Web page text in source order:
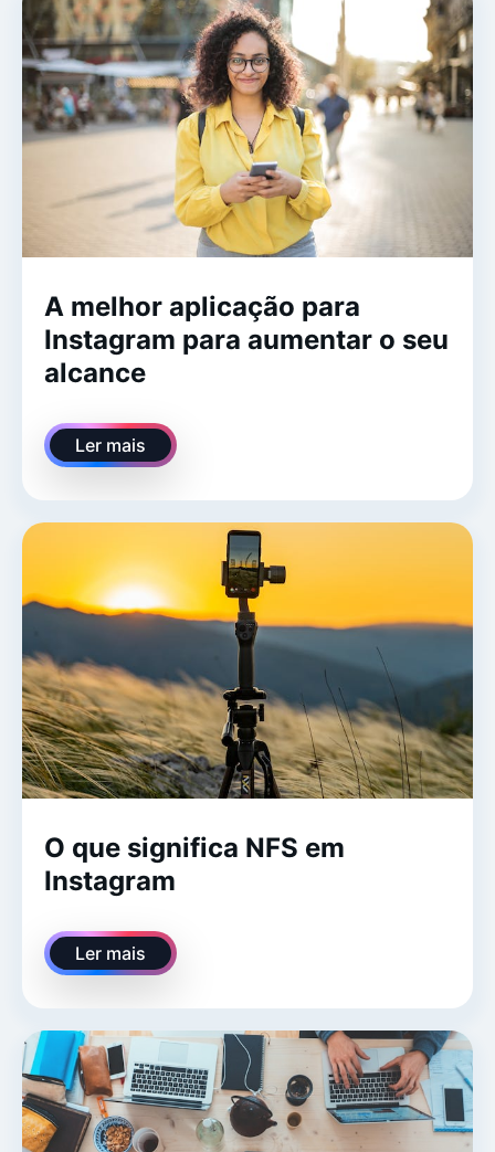
A melhor aplicação para
Instagram para aumentar o seu
alcance
Ler mais
O que significa NFS em
Instagram
Ler mais